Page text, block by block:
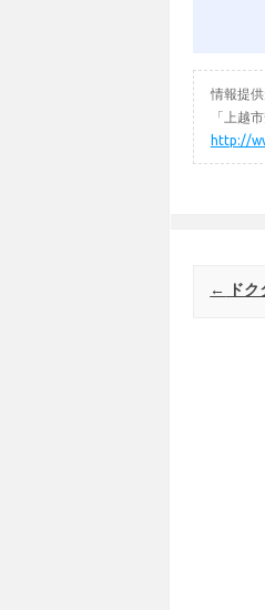
情報提
「上越
http://
Post
← ド